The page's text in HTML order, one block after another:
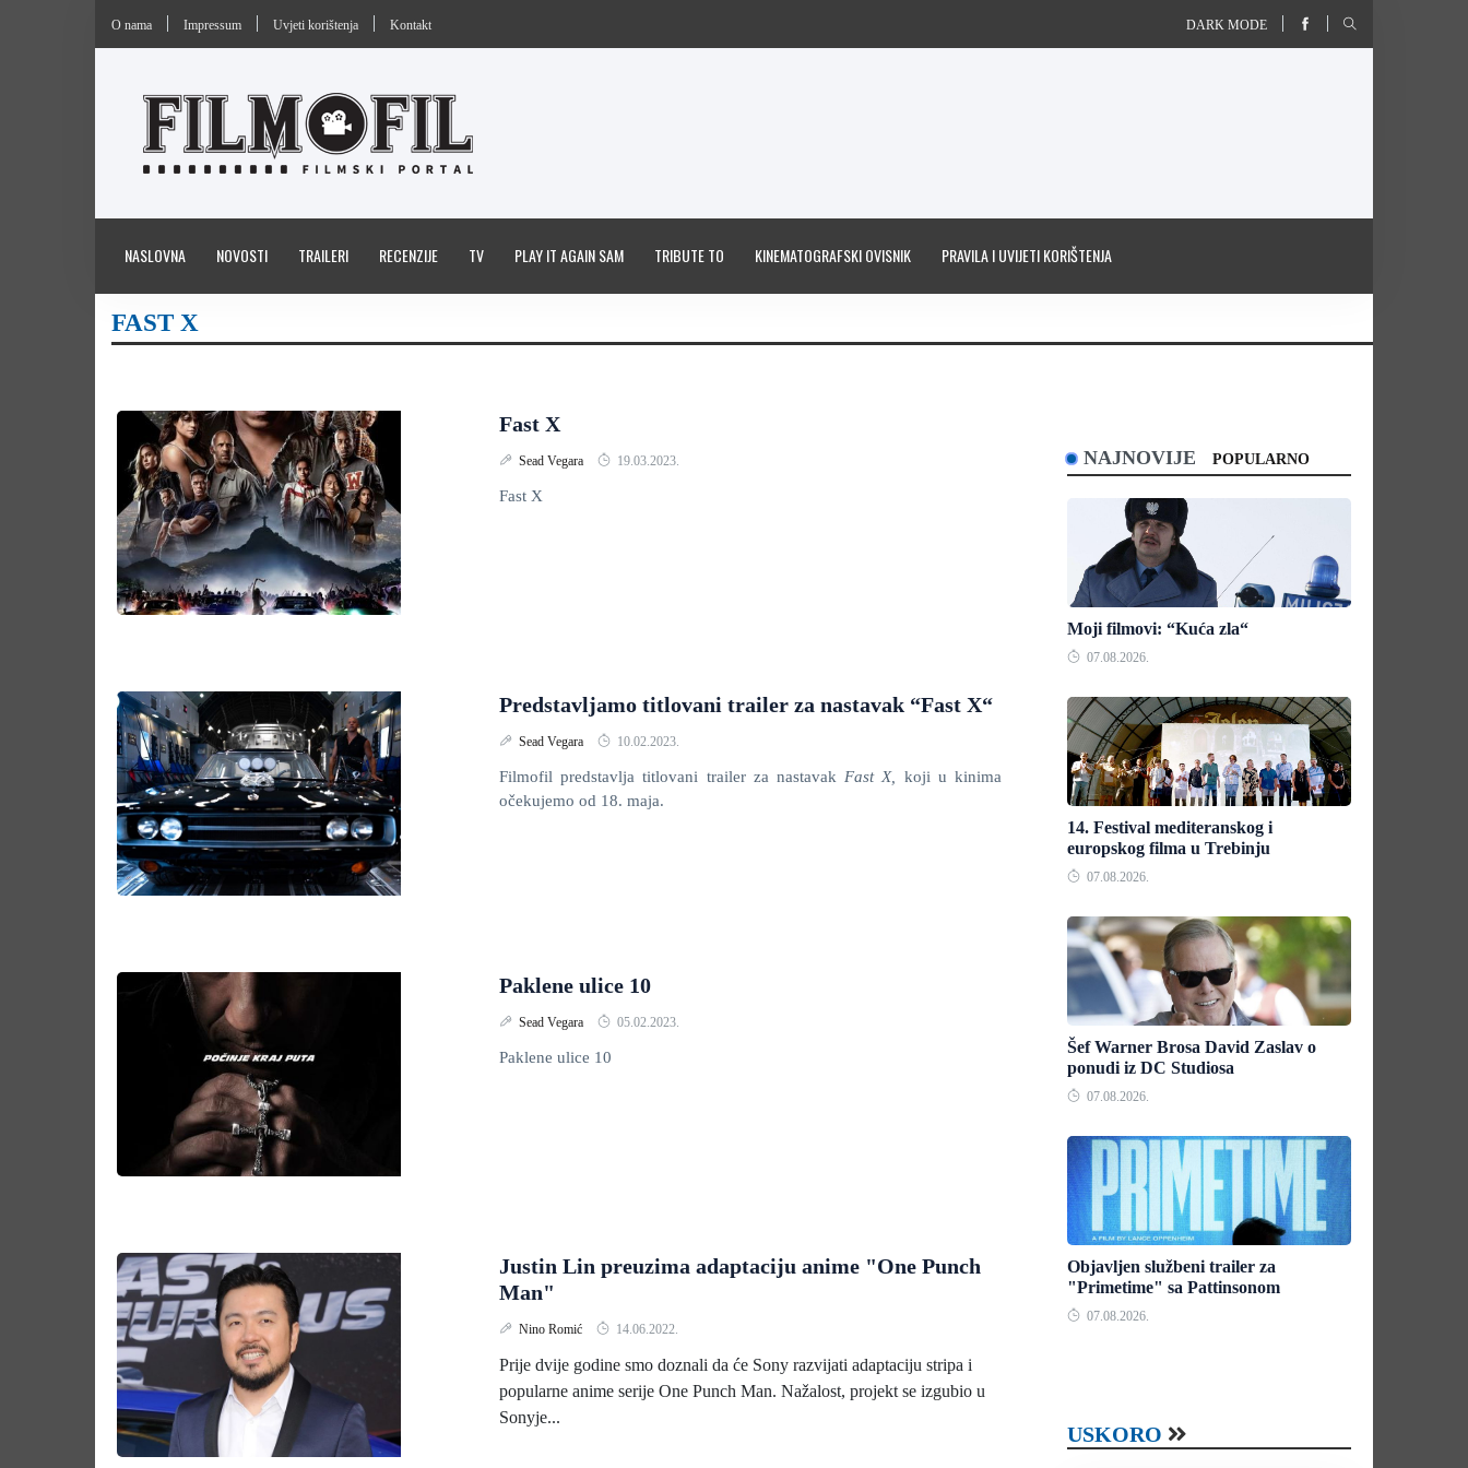
O nama Impressum Uvjeti korištenja Kontakt DARK MODE
NASLOVNA NOVOSTI TRAILERI RECENZIJE TV PLAY IT AGAIN SAM TRIBUTE TO KINEMATOGRAFSKI OVISNIK PRAVILA I UVIJETI KORIŠTENJA
FAST X
Fast X
Sead Vegara 19.03.2023.
Fast X
Predstavljamo titlovani trailer za nastavak “Fast X“
Sead Vegara 10.02.2023.
Filmofil predstavlja titlovani trailer za nastavak Fast X, koji u kinima
očekujemo od 18. maja.
Paklene ulice 10
Sead Vegara 05.02.2023.
Paklene ulice 10
Justin Lin preuzima adaptaciju anime "One Punch
Man"
Nino Romić 14.06.2022.
Prije dvije godine smo doznali da će Sony razvijati adaptaciju stripa i
popularne anime serije One Punch Man. Nažalost, projekt se izgubio u
Sonyje...
NAJNOVIJE POPULARNO
Moji filmovi: “Kuća zla“
07.08.2026.
14. Festival mediteranskog i
europskog filma u Trebinju
07.08.2026.
Šef Warner Brosa David Zaslav o
ponudi iz DC Studiosa
07.08.2026.
Objavljen službeni trailer za
"Primetime" sa Pattinsonom
07.08.2026.
USKORO